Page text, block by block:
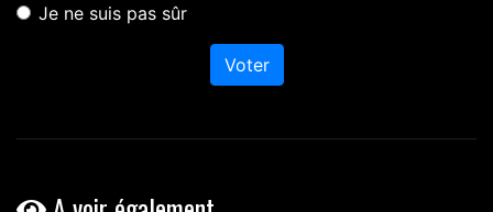
Je ne suis pas sûr
Voter